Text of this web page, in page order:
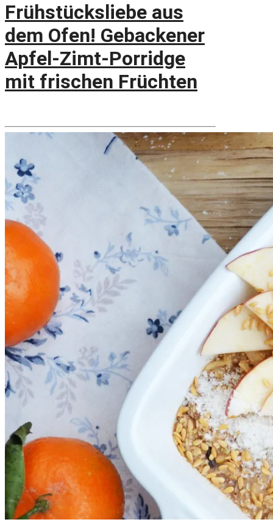
Frühstücksliebe aus
dem Ofen! Gebackener
Apfel-Zimt-Porridge
mit frischen Früchten